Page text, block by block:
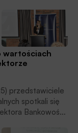
poświęcił
ze
jak i
wartościach
przedstawiciele
spotkali się
Bankowości